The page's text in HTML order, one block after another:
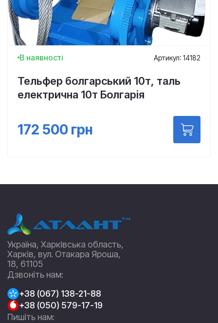
В наявності Артикул: 14182
Тельфер болгарський 10т, таль
електрична 10т Болгарія
172 500 грн
Україна, Харківська область,
Харків, вул. Отакара Яроша,
18, 61105
Дзвоніть нам:
+38 (067) 138-21-88
+38 (050) 579-17-19
Пишіть нам: